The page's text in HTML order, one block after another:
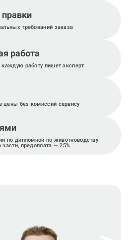
требований заказа
работа
работу пишет эксперт
без комиссий сервису
по дипломной по животноводству
предоплата — 25%